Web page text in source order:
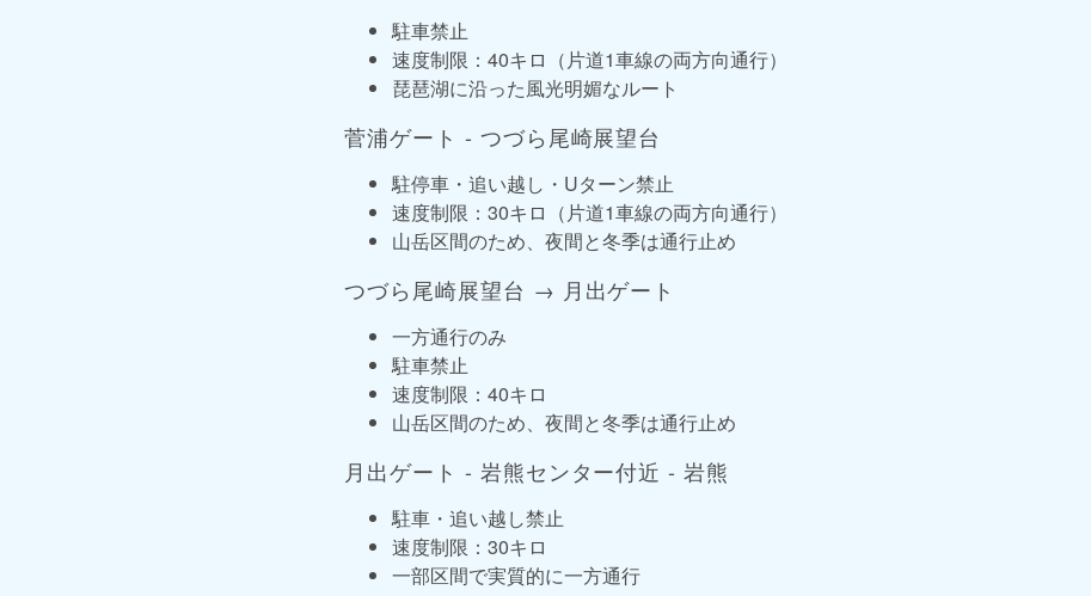
駐車禁止
速度制限：40キロ（片道1車線の両方向通行）
琵琶湖に沿った風光明媚なルート
菅浦ゲート - つづら尾崎展望台
駐停車・追い越し・Uターン禁止
速度制限：30キロ（片道1車線の両方向通行）
山岳区間のため、夜間と冬季は通行止め
つづら尾崎展望台 → 月出ゲート
一方通行のみ
駐車禁止
速度制限：40キロ
山岳区間のため、夜間と冬季は通行止め
月出ゲート - 岩熊センター付近 - 岩熊
駐車・追い越し禁止
速度制限：30キロ
一部区間で実質的に一方通行